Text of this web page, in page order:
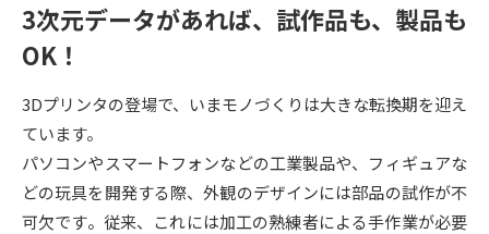
幼稚園教員資格認定試験 小学校教員資格認定試験
高等学校（情報）教員資格認定
大学研究 大学検索
3次元データがあれば、試作品も、製品も
OK！
3Dプリンタの登場で、いまモノづくりは大きな転換期を迎え
ています。
パソコンやスマートフォンなどの工業製品や、フィギュアな
どの玩具を開発する際、外観のデザインには部品の試作が不
可欠です。従来、これには加工の熟練者による手作業が必要